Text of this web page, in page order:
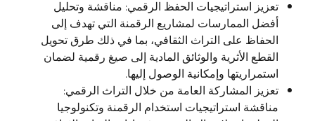
تعزيز استراتيجيات الحفظ الرقمي: مناقشة وتحليل
أفضل الممارسات لمشاريع الرقمنة التي تهدف إلى
الحفاظ على التراث الثقافي، بما في ذلك طرق تحويل
القطع الأثرية والوثائق المادية إلى صيغ رقمية لضمان
استمراريتها وإمكانية الوصول إليها.
تعزيز المشاركة العامة من خلال التراث الرقمي:
مناقشة استراتيجيات استخدام الرقمنة وتكنولوجيا